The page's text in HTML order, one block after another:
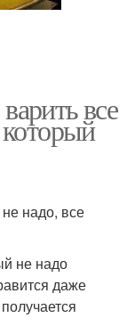
все
надо, все
не надо
даже